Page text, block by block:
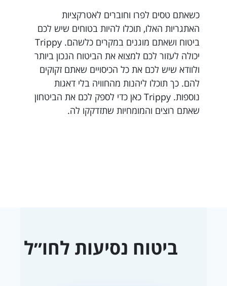
כשאתם טסים לפרו וחוברים לאטרקציות
האתגריות האלו, תוכלו להיות בטוחים שיש לכם
ביטוח ושאתם מוגנים במקרים כלשהם. Trippy
יכולה לעזור לכם למצוא את הביטוח הנכון ביותר
ולוודא שיש לכם את כל הכיסויים שאתם זקוקים
להם. כך תוכלו ליהנות מהחוויה בלי דאגות
נוספות. Trippy כאן כדי לספק לכם את הביטחון
שאתם רוצים והמומחיות שתזדקקו לה.
ביטוח נסיעות לחו״ל